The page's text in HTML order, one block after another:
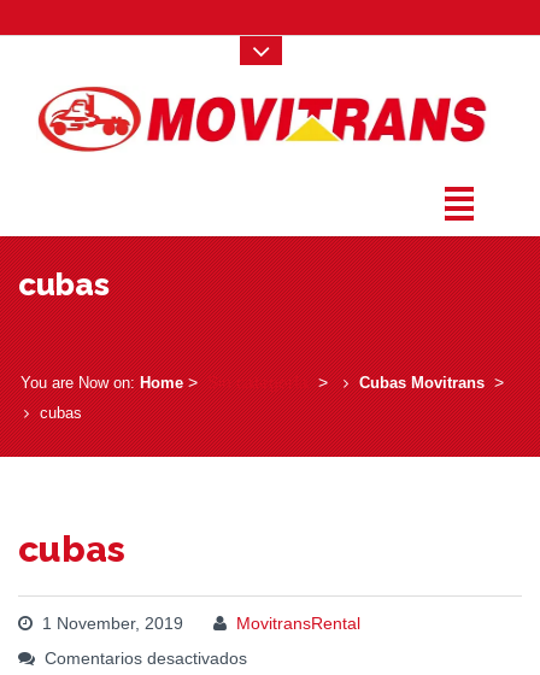
cubas
You are Now on:Home­ > ­Sin categoría­ > ­ Cubas Movitrans­ > ­
cubas
cubas
1 November, 2019
MovitransRental
Comentarios desactivados